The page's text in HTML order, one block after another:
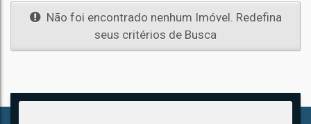
Não foi encontrado nenhum Imóvel. Redefina
seus critérios de Busca